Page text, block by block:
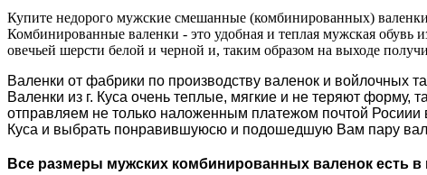
Купите недорого мужские смешанные (комбинированных)
Комбинированные валенки - это удобная и теплая мужская обувь
овечьей шерсти белой и черной и, таким образом на выходе
Валенки от фабрики по производству валенок и войлочных
Валенки из г. Куса очень теплые, мягкие и не теряют форму,
отправляем не только наложенным платежом почтой
Куса и выбрать понравившуюсю и подошедшую Вам пару
Все размеры мужских комбинированных валенок есть в